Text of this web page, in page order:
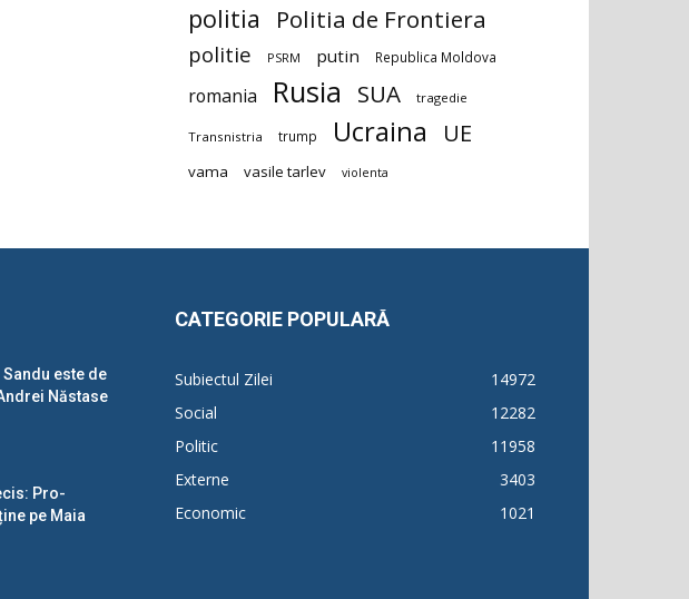
politia Politia de Frontiera
politie PSRM putin Republica Moldova
romania Rusia SUA tragedie
Transnistria trump Ucraina UE
vama vasile tarlev violenta
este de
Năstase
Pro-
pe Maia
CATEGORIE POPULARĂ
Subiectul Zilei
14972
Social
12282
Politic
11958
Externe
3403
Economic
1021